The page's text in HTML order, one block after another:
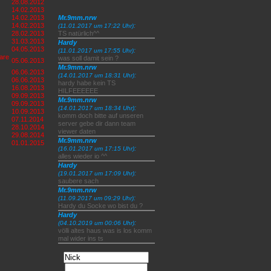
Mr.9mm.nrw
(11.01.2017 um 17:22 Uhr):
TS natürlich^^
Hardy
(11.01.2017 um 17:55 Uhr):
was soll damit sein ?
Mr.9mm.nrw
(14.01.2017 um 18:31 Uhr):
hardy habe kein TS
HILFEEEEEE
Mr.9mm.nrw
(14.01.2017 um 18:34 Uhr):
komm doch bitte auf unseren
server gebe dir dann team
viewer daten
Mr.9mm.nrw
(16.01.2017 um 17:15 Uhr):
alles wieder io ^^
Hardy
(19.01.2017 um 17:09 Uhr):
saubere sach
Mr.9mm.nrw
(11.09.2017 um 09:29 Uhr):
Hardy du Socke wo bist du ?
Hardy
(04.10.2019 um 00:06 Uhr):
völli altes haus was is los komm
mal wider ins ts
28.08.2012
14.02.2013
14.02.2013
14.02.2013
28.02.2013
31.03.2013
04.05.2013
05.06.2013
06.06.2013
06.06.2013
16.08.2013
09.09.2013
09.09.2013
10.09.2013
07.11.2014
28.10.2014
29.08.2014
01.01.2015